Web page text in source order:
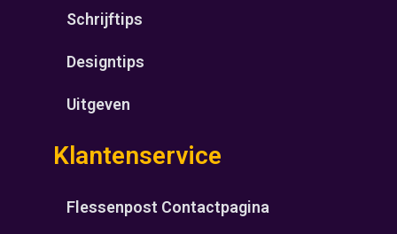
Schrijftips
Designtips
Uitgeven
Klantenservice
Flessenpost Contactpagina